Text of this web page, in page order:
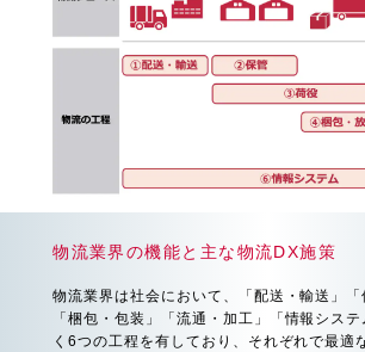
物流業界の機能と主な物流DX施策
物流業界は社会において、「配送・輸送」「
「梱包・包装」「流通・加工」「情報シス
く6つの工程を有しており、それぞれで最適